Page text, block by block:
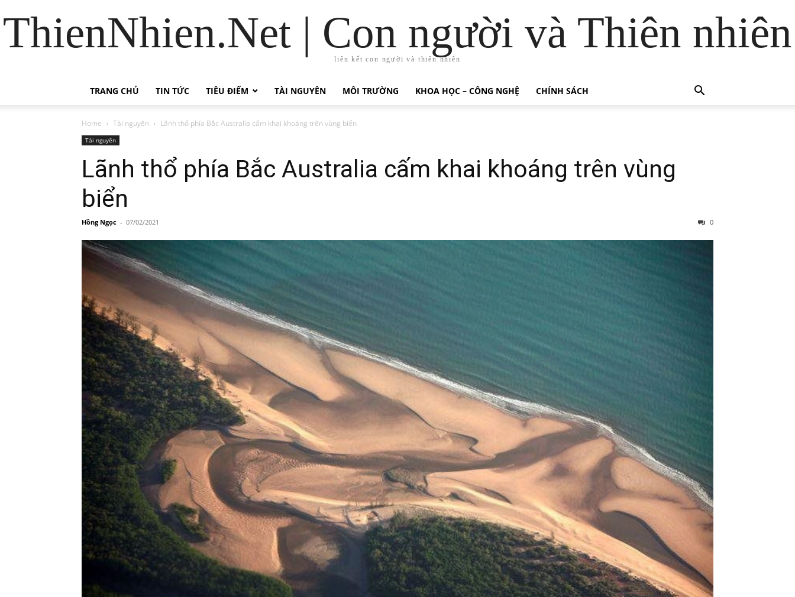
ThienNhien.Net | Con người và Thiên nhiên
liên kết con người và thiên nhiên
TRANG CHỦ TIN TỨC TIÊU ĐIỂM TÀI NGUYÊN MÔI TRƯỜNG KHOA HỌC – CÔNG NGHỆ CHÍNH SÁCH
Home Tài nguyên Lãnh thổ phía Bắc Australia cấm khai khoáng trên vùng biển
Tài nguyên
Lãnh thổ phía Bắc Australia cấm khai khoáng trên vùng
biển
Hồng Ngọc - 07/02/2021 0